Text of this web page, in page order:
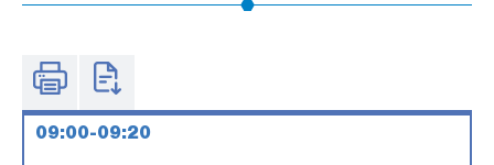
09:00-09:20